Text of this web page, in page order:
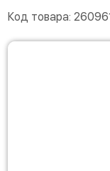
Код товара: